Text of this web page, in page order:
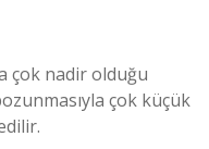
çok nadir olduğu
çok küçük